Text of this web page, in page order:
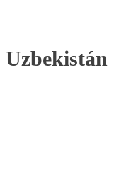
Uzbekistán